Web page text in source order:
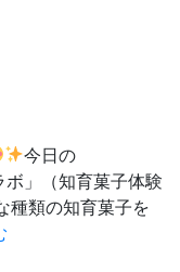
今日の
」（知育菓子体験
種類の知育菓子を